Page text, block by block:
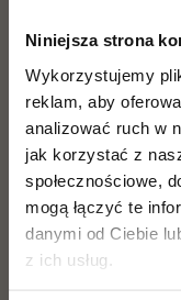
Niniejsza strona
Wykorzystujemy
reklam, aby
analizować ruch w
jak korzystać z
społecznościowe,
mogą łączyć te
danymi od Ciebie
z ich usług.
563
Nasz zespół
informacji i
mieszkania.
Tel. 729